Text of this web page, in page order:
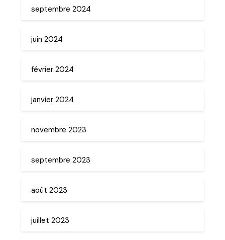
septembre 2024
juin 2024
février 2024
janvier 2024
novembre 2023
septembre 2023
août 2023
juillet 2023